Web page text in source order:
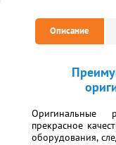
Описание
Оригинальные
прекрасное
оборудования,